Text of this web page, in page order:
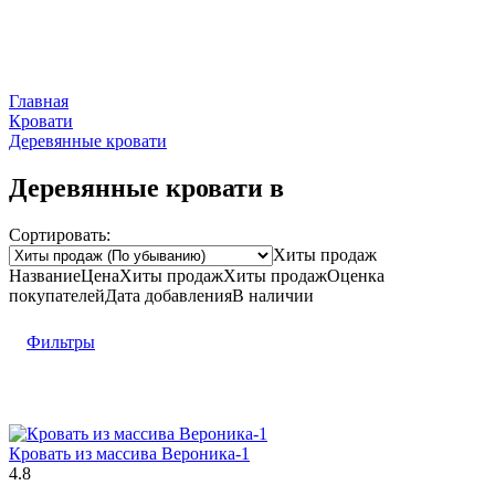
Главная
Кровати
Деревянные кровати
Деревянные кровати в
Сортировать:
Хиты продаж
НазваниеЦенаХиты продажХиты продажОценка
покупателейДата добавленияВ наличии
Фильтры
Кровать из массива Вероника-1
4.8